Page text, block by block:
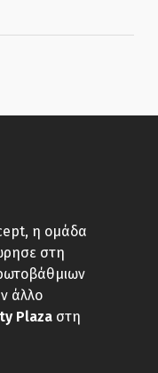
η ομάδα
στη
άλλο
Plazaστη